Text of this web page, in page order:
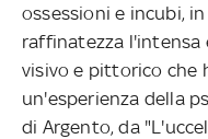
ossessioni e incubi,
raffinatezza l'intensa
visivo e pittorico che
un'esperienza della
di Argento, da